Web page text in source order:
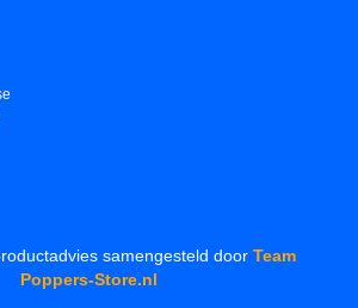
samengesteld door Team
Poppers-Store.nl